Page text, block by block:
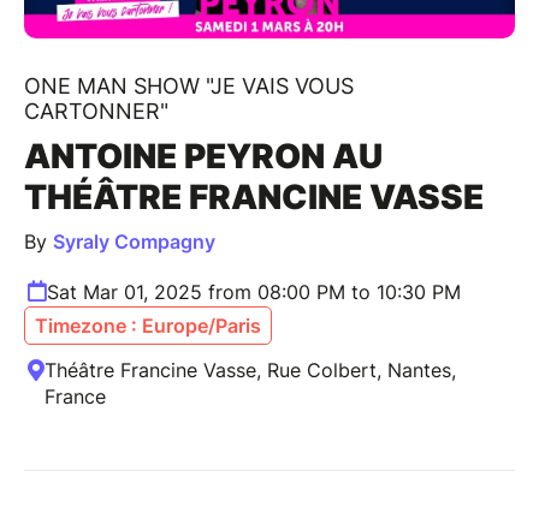
ONE MAN SHOW "JE VAIS VOUS
CARTONNER"
ANTOINE PEYRON AU
THÉÂTRE FRANCINE VASSE
By Syraly Compagny
Sat Mar 01, 2025 from 08:00 PM to 10:30 PM
Timezone : Europe/Paris
Théâtre Francine Vasse, Rue Colbert, Nantes,
France